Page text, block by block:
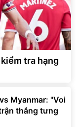
tra hạng
Myanmar: "Voi
thắng tưng